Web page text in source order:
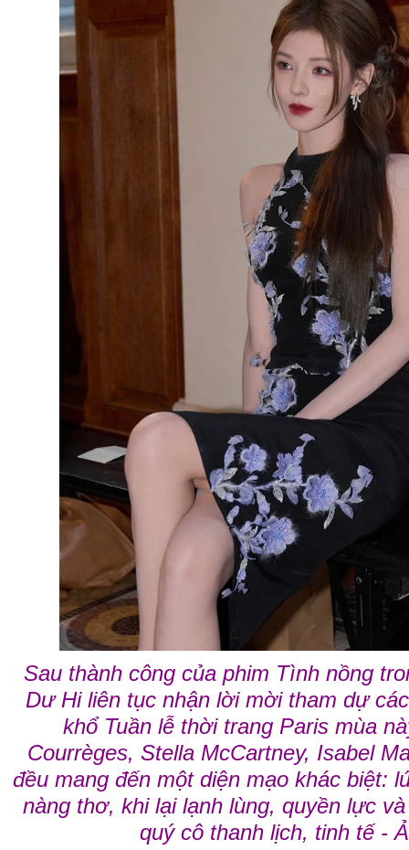
Sau thành công của phim Tình nồng
Dư Hi liên tục nhận lời mời tham dự
khổ Tuần lễ thời trang Paris mùa
Courrèges, Stella McCartney, Isabel
đều mang đến một diện mạo khác biệt:
nàng thơ, khi lại lạnh lùng, quyền lực
quý cô thanh lịch, tinh tế -